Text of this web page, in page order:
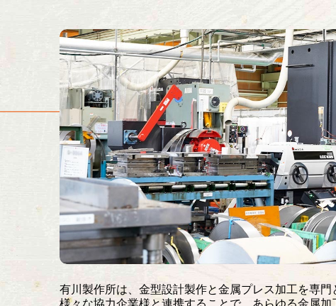
有川製作所は、金型設計製作と金属プレス加工を専門